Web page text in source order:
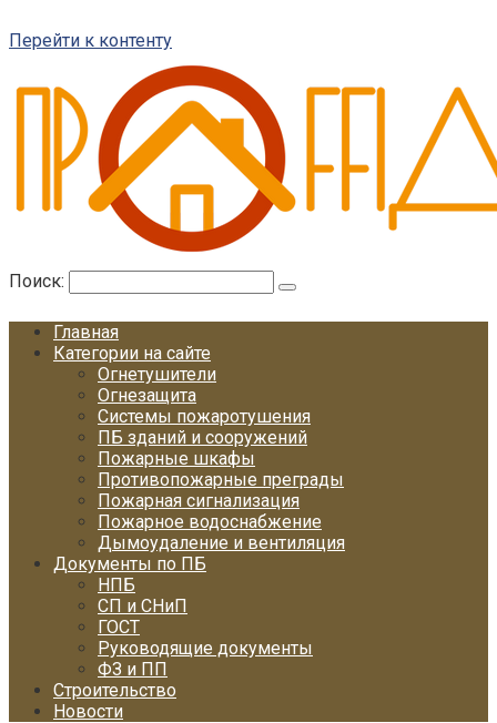
Перейти к контенту
Поиск:
Главная
Категории на сайте
Огнетушители
Огнезащита
Системы пожаротушения
ПБ зданий и сооружений
Пожарные шкафы
Противопожарные преграды
Пожарная сигнализация
Пожарное водоснабжение
Дымоудаление и вентиляция
Документы по ПБ
НПБ
СП и СНиП
ГОСТ
Руководящие документы
ФЗ и ПП
Строительство
Новости